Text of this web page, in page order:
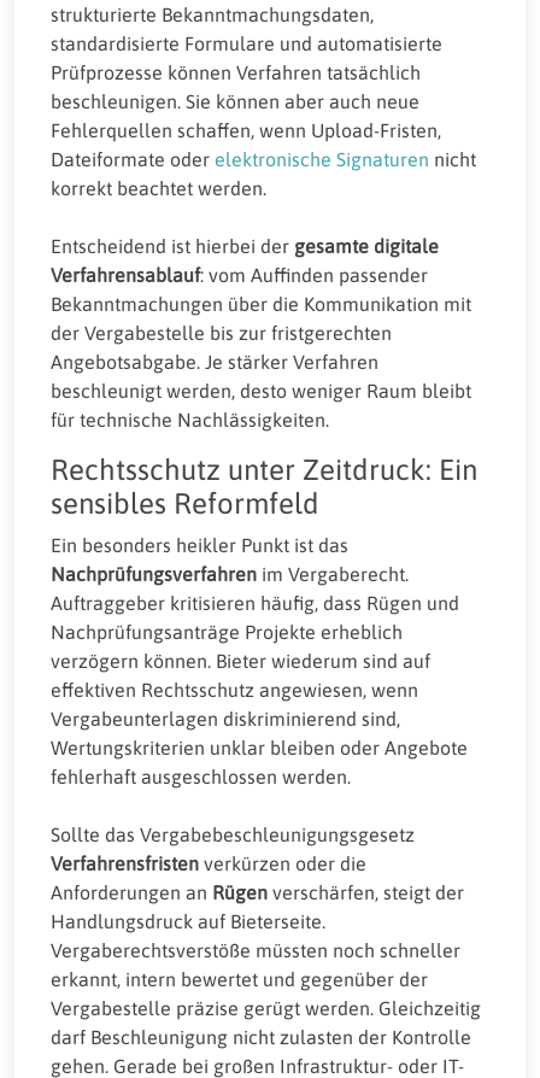
strukturierte Bekanntmachungsdaten,
standardisierte Formulare und automatisierte
Prüfprozesse können Verfahren tatsächlich
beschleunigen. Sie können aber auch neue
Fehlerquellen schaffen, wenn Upload-Fristen,
Dateiformate oder elektronische Signaturen nicht
korrekt beachtet werden.
Entscheidend ist hierbei der gesamte digitale
Verfahrensablauf: vom Auffinden passender
Bekanntmachungen über die Kommunikation mit
der Vergabestelle bis zur fristgerechten
Angebotsabgabe. Je stärker Verfahren
beschleunigt werden, desto weniger Raum bleibt
für technische Nachlässigkeiten.
Rechtsschutz unter Zeitdruck: Ein
sensibles Reformfeld
Ein besonders heikler Punkt ist das
Nachprüfungsverfahren im Vergaberecht.
Auftraggeber kritisieren häufig, dass Rügen und
Nachprüfungsanträge Projekte erheblich
verzögern können. Bieter wiederum sind auf
effektiven Rechtsschutz angewiesen, wenn
Vergabeunterlagen diskriminierend sind,
Wertungskriterien unklar bleiben oder Angebote
fehlerhaft ausgeschlossen werden.
Sollte das Vergabebeschleunigungsgesetz
Verfahrensfristen verkürzen oder die
Anforderungen an Rügen verschärfen, steigt der
Handlungsdruck auf Bieterseite.
Vergaberechtsverstöße müssten noch schneller
erkannt, intern bewertet und gegenüber der
Vergabestelle präzise gerügt werden. Gleichzeitig
darf Beschleunigung nicht zulasten der Kontrolle
gehen. Gerade bei großen Infrastruktur- oder IT-